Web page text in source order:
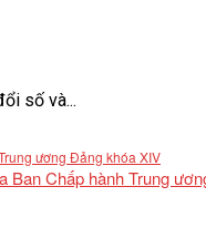
số và...
Ban Chấp hành Trung